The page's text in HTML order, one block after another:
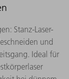
Stanz-Laser-
und
Ideal für